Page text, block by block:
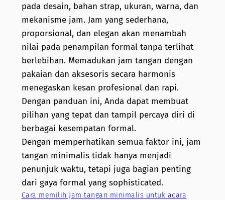
pada desain, bahan strap, ukuran, warna, dan
mekanisme jam. Jam yang sederhana,
proporsional, dan elegan akan menambah
nilai pada penampilan formal tanpa terlihat
berlebihan. Memadukan jam tangan dengan
pakaian dan aksesoris secara harmonis
menegaskan kesan profesional dan rapi.
Dengan panduan ini, Anda dapat membuat
pilihan yang tepat dan tampil percaya diri di
berbagai kesempatan formal.
Dengan memperhatikan semua faktor ini, jam
tangan minimalis tidak hanya menjadi
penunjuk waktu, tetapi juga bagian penting
dari gaya formal yang sophisticated.
Cara memilih Jam tangan minimalis untuk acara